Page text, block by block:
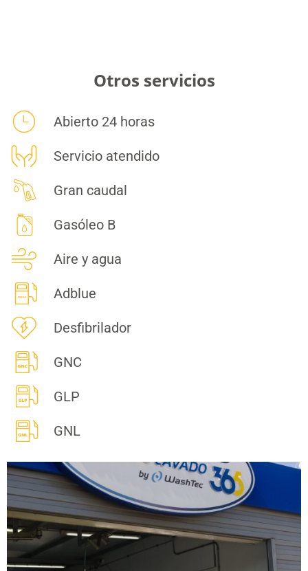
Otros servicios
Abierto 24 horas
Servicio atendido
Gran caudal
Gasóleo B
Aire y agua
Adblue
Desfibrilador
GNC
GLP
GNL